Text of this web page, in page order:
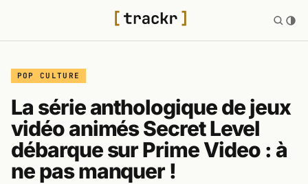
POP CULTURE
La série anthologique de jeux
vidéo animés Secret Level
débarque sur Prime Video : à
ne pas manquer !